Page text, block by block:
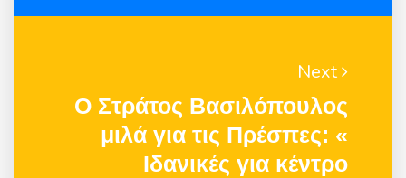
Next
Ο Στράτος Βασιλόπουλος
μιλά για τις Πρέσπες: «
Ιδανικές για κέντρο